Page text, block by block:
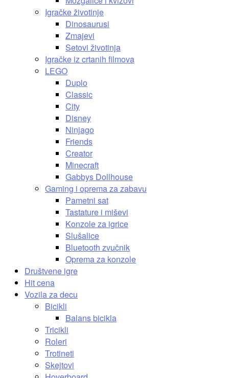
Igračke životinje
Dinosaurusi
Zmajevi
Setovi životinja
Igračke iz crtanih filmova
LEGO
Duplo
Classic
City
Disney
Ninjago
Friends
Creator
Minecraft
Gabbys Dollhouse
Gaming i oprema za zabavu
Pametni sat
Tastature i miševi
Konzole za igrice
Slušalice
Bluetooth zvučnik
Oprema za konzole
Društvene igre
Hit cena
Vozila za decu
Bicikli
Balans bicikla
Tricikli
Roleri
Trotineti
Skejtovi